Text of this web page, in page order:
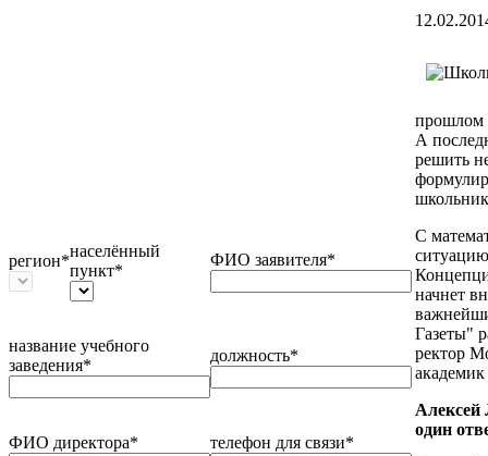
регион*
населённый
пункт*
ФИО заявителя*
название учебного
заведения*
должность*
ФИО директора* телефон для связи*
прошлом
А
решить
С
начнет
Газеты"
ректор
Алексей
один